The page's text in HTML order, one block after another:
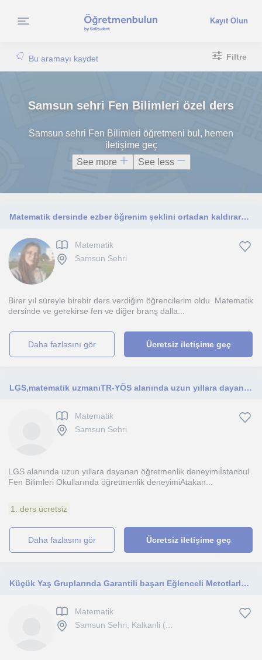
Kayıt Olun
Bu aramayı kaydet Filtre
Samsun sehri Fen Bilimleri özel ders
Samsun sehri Fen Bilimleri öğretmeni bul, hemen
iletişime geç
See more
See less
Matematik dersinde ezber öğrenim şeklini ortadan kaldırararak mantığıyla dersi öğrenmek ister misiniz?
Matematik
Samsun Sehri
Birer yıl süreyle birebir ders verdiğim öğrencilerim oldu. Matematik
dersinde ve gerekirse fen ve diğer branş dalla...
daha fazlasını gör Ücretsiz iletişime geç
LGS,matematik uzmanıTR-YÖS alanında uzun yıllara dayanan öğretmenlik deneyimi İstanbul Fen Bilimleri Okullarında öğretmenlik dene
Matematik
Samsun Sehri
LGS alanında uzun yıllara dayanan öğretmenlik deneyimiİstanbul
Fen Bilimleri Okullarında öğretmenlik deneyimiAtakan...
1. ders ücretsiz
daha fazlasını gör Ücretsiz iletişime geç
Küçük Yaş Gruplarında Garantili başarı Eğlenceli Metotlarla Online Matematik Özel Ders
Matematik
Samsun Sehri, Kalkanli (...